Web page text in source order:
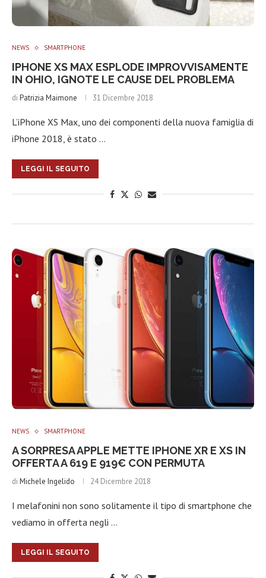
NEWS SMARTPHONE
IPHONE XS MAX ESPLODE IMPROVVISAMENTE
IN OHIO, IGNOTE LE CAUSE DEL PROBLEMA
di Patrizia Maimone 31 Dicembre 2018
L’iPhone XS Max, uno dei componenti della nuova famiglia di
iPhone 2018, è stato …
LEGGI IL SEGUITO
NEWS SMARTPHONE
A SORPRESA APPLE METTE IPHONE XR E XS IN
OFFERTA A 619 E 919€ CON PERMUTA
di Michele Ingelido 24 Dicembre 2018
I melafonini non sono solitamente il tipo di smartphone che
vediamo in offerta negli …
LEGGI IL SEGUITO